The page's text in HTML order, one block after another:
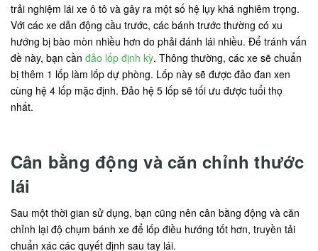
trải nghiệm lái xe ô tô và gây ra một số hệ lụy khá nghiêm trọng.
Với các xe dẫn động cầu trước, các bánh trước thường có xu
hướng bị bào mòn nhiều hơn do phải đánh lái nhiều. Để tránh vấn
đề này, bạn cần đảo lốp định kỳ. Thông thường, các xe sẽ chuẩn
bị thêm 1 lốp làm lốp dự phòng. Lốp này sẽ được đảo đan xen
cùng hệ 4 lốp mặc định. Đảo hệ 5 lốp sẽ tối ưu được tuổi thọ
nhất.
Cân bằng động và căn chỉnh thước
lái
Sau một thời gian sử dụng, bạn cũng nên cân bằng động và căn
chỉnh lại độ chụm bánh xe để lốp điều hướng tốt hơn, truyền tải
chuẩn xác các quyết định sau tay lái.